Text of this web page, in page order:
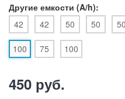
Другие емкости (A/h):
42
42 50 50 50
75
100 100
450 руб.